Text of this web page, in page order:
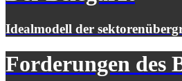
Idealmodell der
Forderungen des